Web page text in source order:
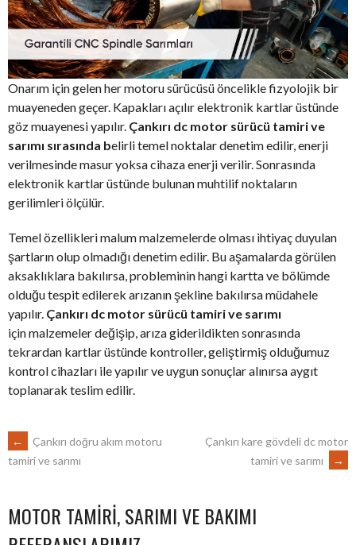
Onarım için gelen her motoru sürücüsü öncelikle fizyolojik bir
muayeneden geçer. Kapakları açılır elektronik kartlar üstünde
göz muayenesi yapılır. Çankırı dc motor sürücü tamiri ve
sarımı sırasında belirli temel noktalar denetim edilir, enerji
verilmesinde masur yoksa cihaza enerji verilir. Sonrasında
elektronik kartlar üstünde bulunan muhtilif noktaların
gerilimleri ölçülür.
Temel özellikleri malum malzemelerde olması ihtiyaç duyulan
şartların olup olmadığı denetim edilir. Bu aşamalarda görülen
aksaklıklara bakılırsa, probleminin hangi kartta ve bölümde
olduğu tespit edilerek arızanın şekline bakılırsa müdahele
yapılır. Çankırı dc motor sürücü tamiri ve sarımı
için malzemeler değişip, arıza giderildikten sonrasında
tekrardan kartlar üstünde kontroller, geliştirmiş olduğumuz
kontrol cihazları ile yapılır ve uygun sonuçlar alınırsa aygıt
toplanarak teslim edilir.
POST
NAVIGATION
←
Çankırı doğru akım motoru
tamiri ve sarımı
Çankırı kare gövdeli dc motor
tamiri ve sarımı
→
MOTOR TAMIRI, SARIMI VE BAKIMI